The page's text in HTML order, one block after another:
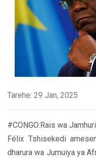
Tarehe: 29 Jan, 2025
#CONGO:Rais wa
Félix Tshisekedi
dharura wa Jumuiya ya